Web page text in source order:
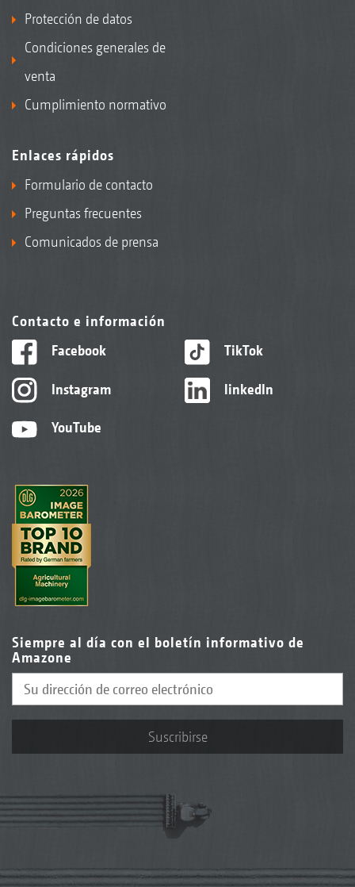
Protección de datos
Condiciones generales de
venta
Cumplimiento normativo
Enlaces rápidos
Formulario de contacto
Preguntas frecuentes
Comunicados de prensa
Contacto e información
Facebook
Instagram
YouTube
TikTok
linkedIn
Siempre al día con el boletín informativo de
Amazone
Suscribirse